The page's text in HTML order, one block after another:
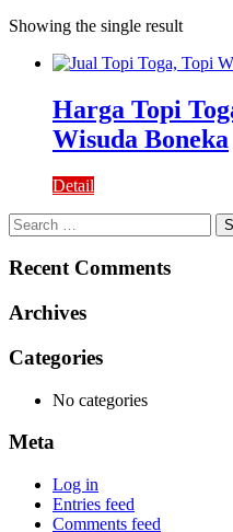
Showing the single result
Harga Topi
Wisuda Boneka
Detail
Search
for:
Recent Comments
Archives
Categories
No categories
Meta
Log in
Entries feed
Comments feed